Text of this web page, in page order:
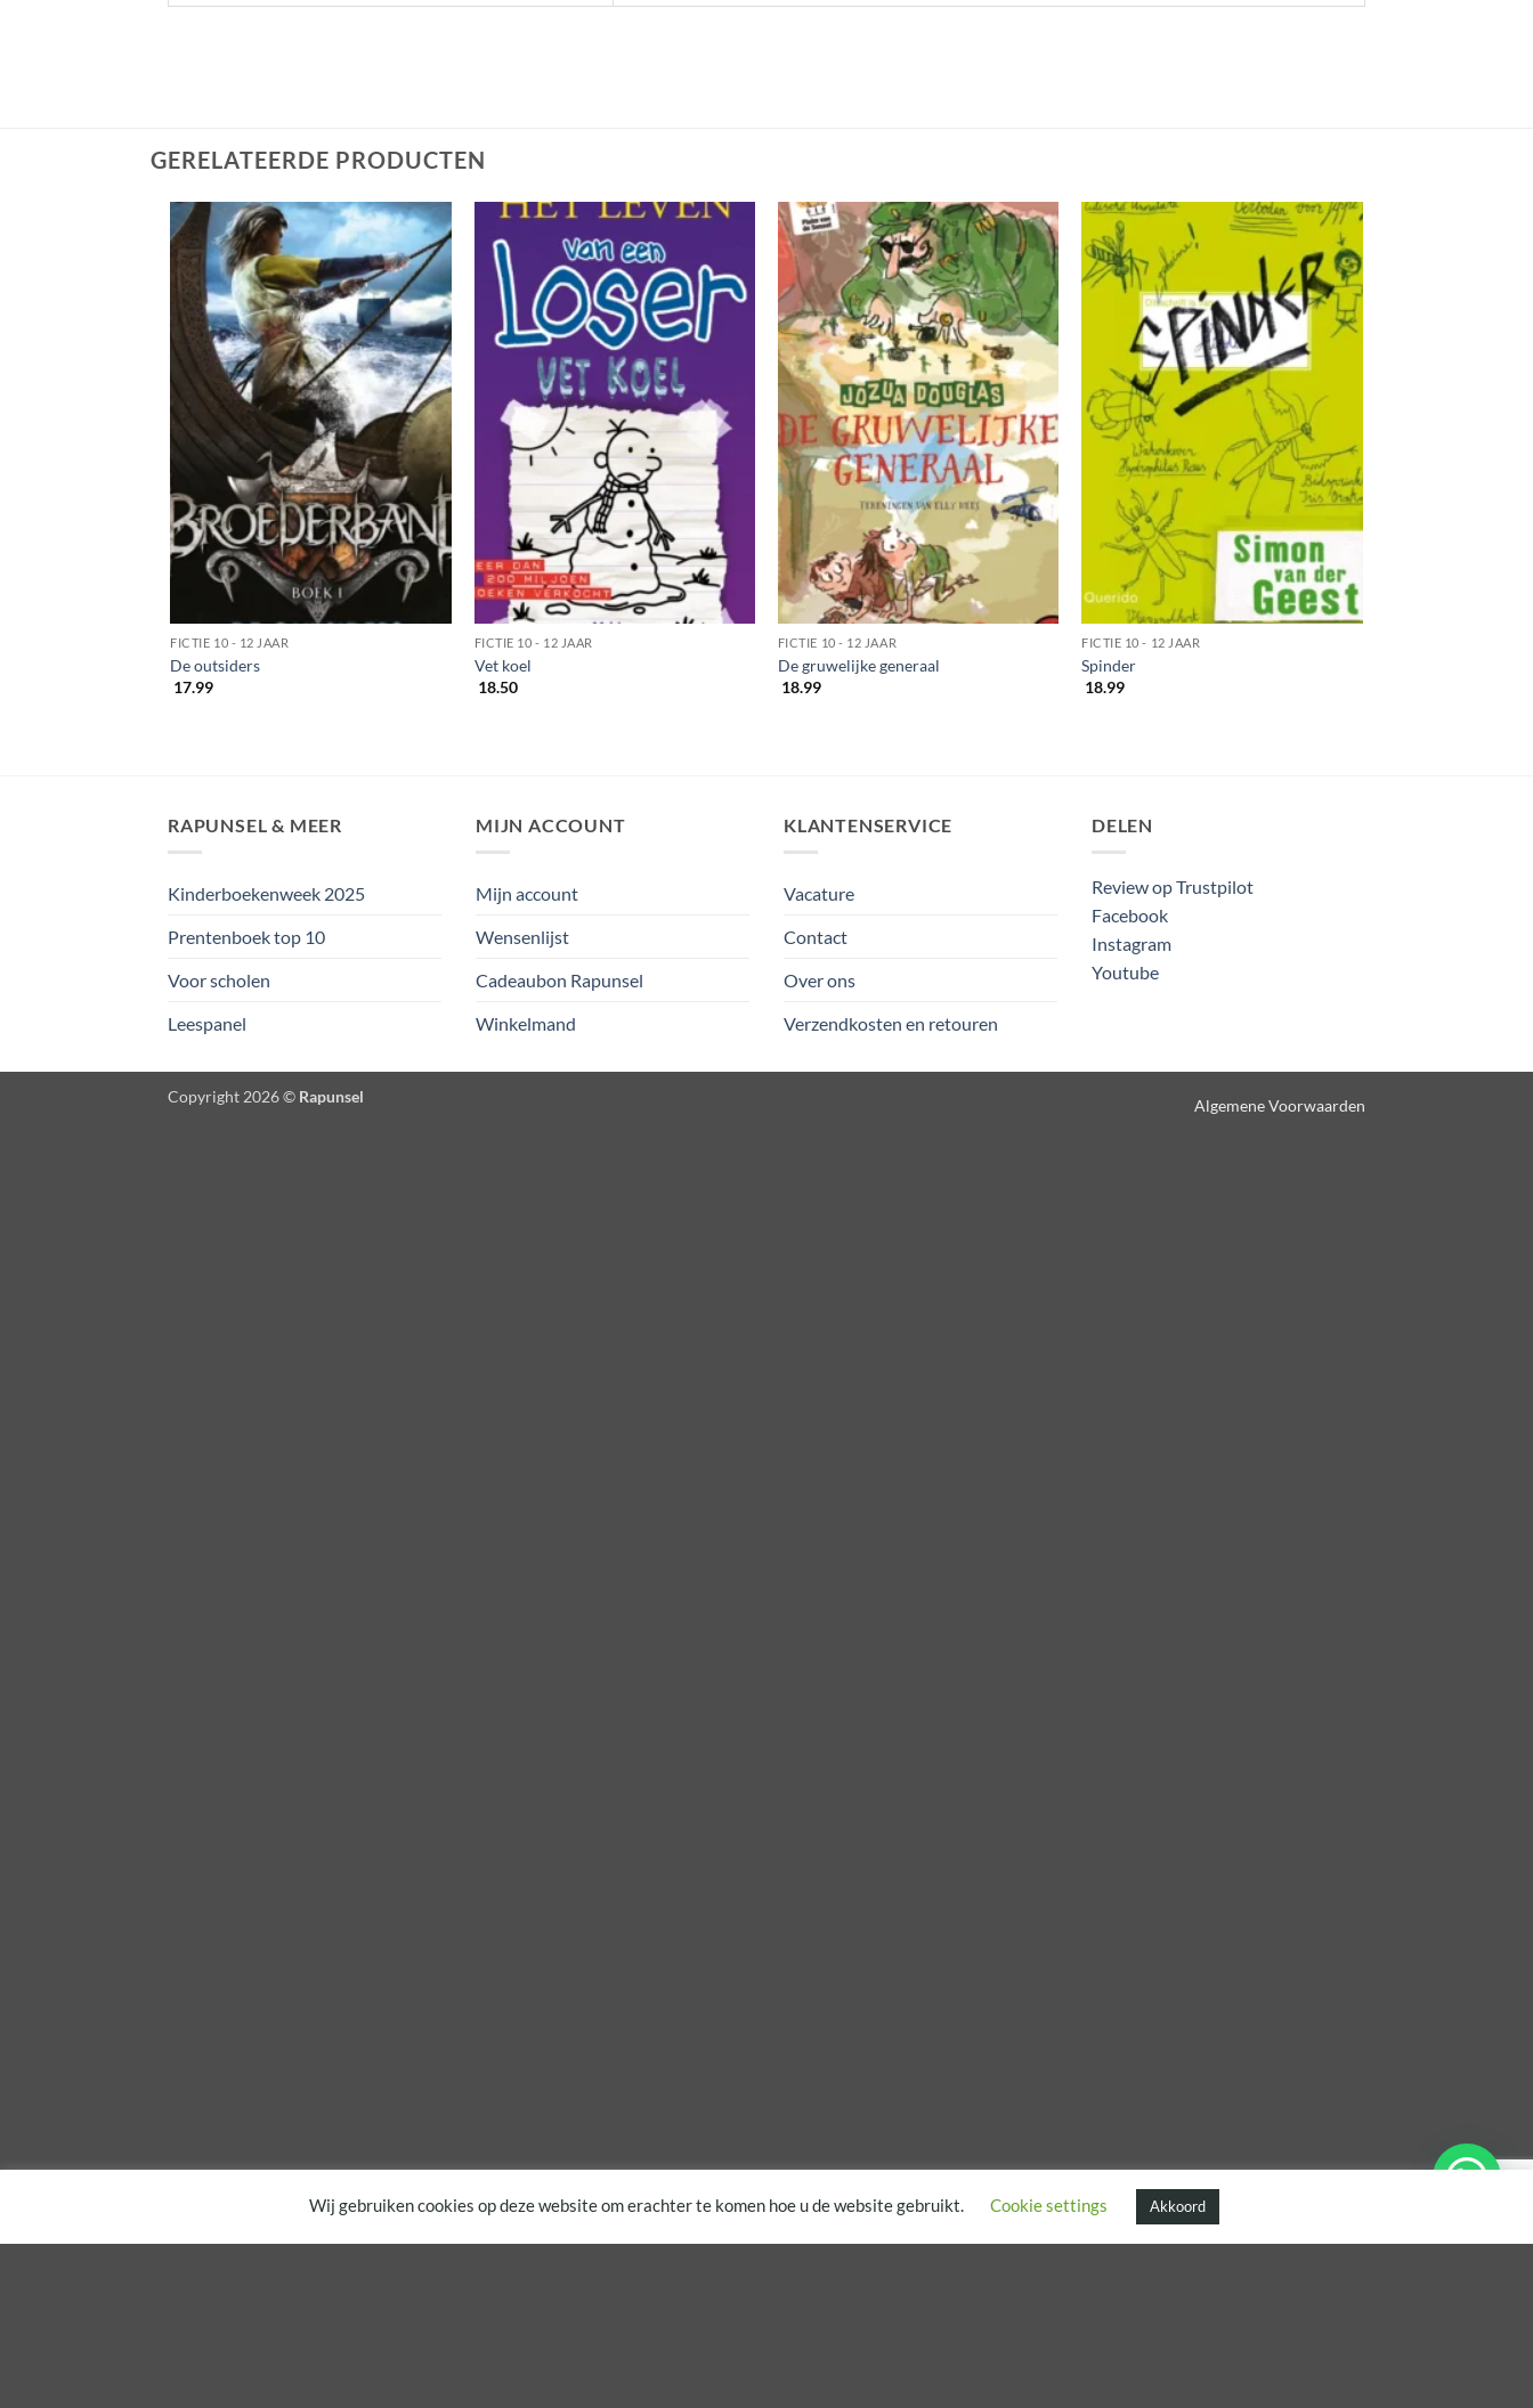
GERELATEERDE PRODUCTEN
FICTIE 10 - 12 JAAR
De outsiders
17.99
FICTIE 10 - 12 JAAR
Vet koel
18.50
FICTIE 10 - 12 JAAR
De gruwelijke generaal
18.99
FICTIE 10 - 12 JAAR
Spinder
18.99
RAPUNSEL & MEER
Kinderboekenweek 2025
Prentenboek top 10
Voor scholen
Leespanel
MIJN ACCOUNT
Mijn account
Wensenlijst
Cadeaubon Rapunsel
Winkelmand
KLANTENSERVICE
Vacature
Contact
Over ons
Verzendkosten en retouren
DELEN
Review op Trustpilot
Facebook
Instagram
Youtube
Algemene Voorwaarden
Copyright 2026 © Rapunsel
Wij gebruiken cookies op deze website om erachter te komen hoe u de website gebruikt. Cookie settings Akkoord